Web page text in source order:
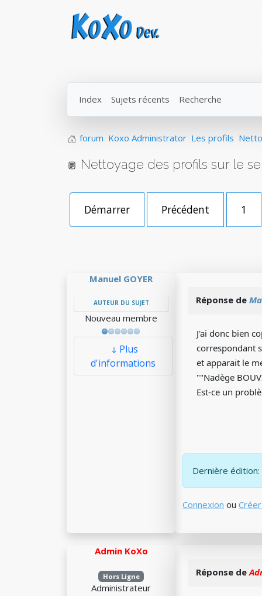
Index Sujets récents Recherche
forum Koxo Administrator Les profils
Nettoyage des profils sur le
Démarrer Précédent 1
Manuel GOYER
AUTEUR DU SUJET
Nouveau membre
Plus
d'informations
Réponse de
J'ai donc bien
correspondant
et apparait le
""Nadège
Est-ce un
Dernière
Connexion ou
Admin KoXo
Hors Ligne
Administrateur
Réponse de